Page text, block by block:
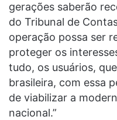
gerações saberão
do Tribunal de
operação possa ser
proteger os
tudo, os usuários,
brasileira, com essa
de viabilizar a
nacional.”